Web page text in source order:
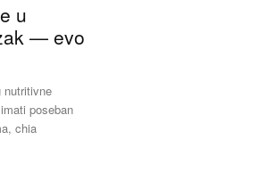
u
— evo
nutritivne
poseban
chia